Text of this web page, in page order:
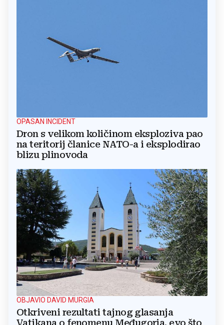
OPASAN INCIDENT
Dron s velikom količinom eksploziva pao
na teritorij članice NATO-a i eksplodirao
blizu plinovoda
OBJAVIO DAVID MURGIA
Otkriveni rezultati tajnog glasanja
Vatikana o fenomenu Međugorja, evo što